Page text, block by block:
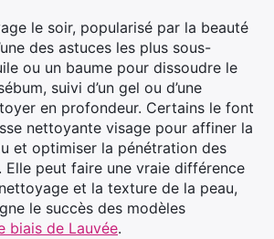
le soir, popularisé par la beauté
des astuces les plus sous-
ou un baume pour dissoudre le
suivi d’un gel ou d’une
en profondeur. Certains le font
nettoyante visage pour affiner la
et optimiser la pénétration des
Elle peut faire une vraie différence
et la texture de la peau,
le succès des modèles
biais de Lauvée.